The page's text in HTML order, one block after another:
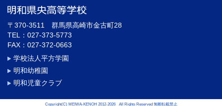
〒370-3511 群馬県高崎市金古町28
TEL：027-373-5773
FAX：027-372-0663
学校法人平方学園
明和幼稚園
明和児童クラブ
Copyright(C) MEIWA-KENOH 2012-2026 All Rights Reserved 無断転載禁止